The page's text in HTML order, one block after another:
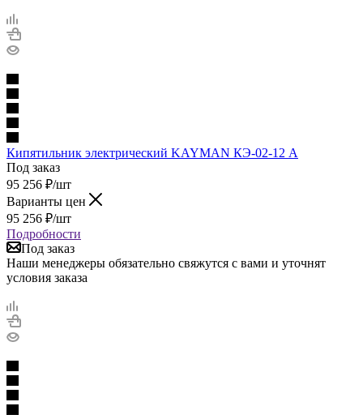
Кипятильник электрический KAYMAN КЭ-02-12 А
Под заказ
95 256 ₽/шт
Варианты цен
95 256 ₽/шт
Подробности
Под заказ
Наши менеджеры обязательно свяжутся с вами и уточнят
условия заказа